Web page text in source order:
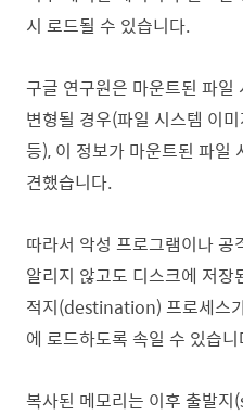
시 로드될 수 있습니다.
구글 연구원은 마운트된 파
변형될 경우(파일 시스템 이
등), 이 정보가 마운트된 파일
견했습니다.
따라서 악성 프로그램이나
알리지 않고도 디스크에 저
적지(destination) 프로세스
에 로드하도록 속일 수 있습
복사된 메모리는 이후 출발